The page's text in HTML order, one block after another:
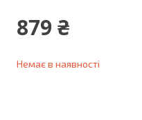
879 ₴
Немає в наявності